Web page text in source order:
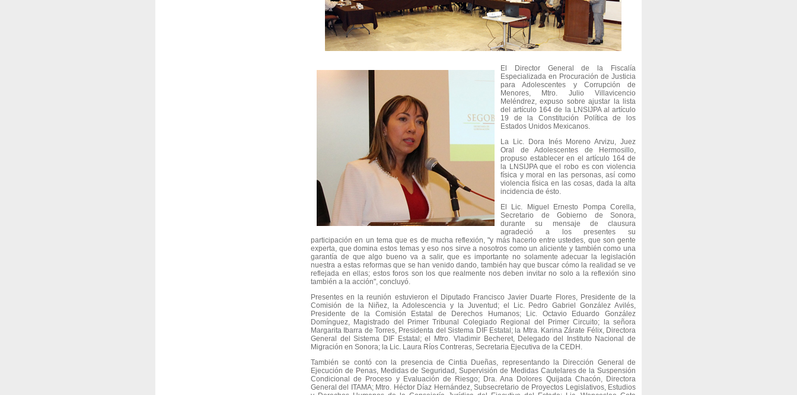
El Director General de la Fiscalía
Especializada en Procuración de Justicia
para Adolescentes y Corrupción de
Menores, Mtro. Julio Villavicencio
Meléndrez, expuso sobre ajustar la lista
del artículo 164 de la LNSIJPA al artículo
19 de la Constitución Política de los
Estados Unidos Mexicanos.
La Lic. Dora Inés Moreno Arvizu, Juez
Oral de Adolescentes de Hermosillo,
propuso establecer en el artículo 164 de
la LNSIJPA que el robo es con violencia
física y moral en las personas, así como
violencia física en las cosas, dada la alta
incidencia de ésto.
El Lic. Miguel Ernesto Pompa Corella,
Secretario de Gobierno de Sonora,
durante su mensaje de clausura
agradeció a los presentes su
participación en un tema que es de mucha reflexión, "y más hacerlo entre ustedes, que son gente
experta, que domina estos temas y eso nos sirve a nosotros como un aliciente y también como una
garantía de que algo bueno va a salir, que es importante no solamente adecuar la legislación
nuestra a estas reformas que se han venido dando, también hay que buscar cómo la realidad se ve
reflejada en ellas; estos foros son los que realmente nos deben invitar no solo a la reflexión sino
también a la acción", concluyó.
Presentes en la reunión estuvieron el Diputado Francisco Javier Duarte Flores, Presidente de la
Comisión de la Niñez, la Adolescencia y la Juventud; el Lic. Pedro Gabriel González Avilés,
Presidente de la Comisión Estatal de Derechos Humanos; Lic. Octavio Eduardo González
Domínguez, Magistrado del Primer Tribunal Colegiado Regional del Primer Circuito; la señora
Margarita Ibarra de Torres, Presidenta del Sistema DIF Estatal; la Mtra. Karina Zárate Félix, Directora
General del Sistema DIF Estatal; el Mtro. Vladimir Becheret, Delegado del Instituto Nacional de
Migración en Sonora; la Lic. Laura Ríos Contreras, Secretaria Ejecutiva de la CEDH.
También se contó con la presencia de Cintia Dueñas, representando la Dirección General de
Ejecución de Penas, Medidas de Seguridad, Supervisión de Medidas Cautelares de la Suspensión
Condicional de Proceso y Evaluación de Riesgo; Dra. Ana Dolores Quijada Chacón, Directora
General del ITAMA; Mtro. Héctor Díaz Hernández, Subsecretario de Proyectos Legislativos, Estudios